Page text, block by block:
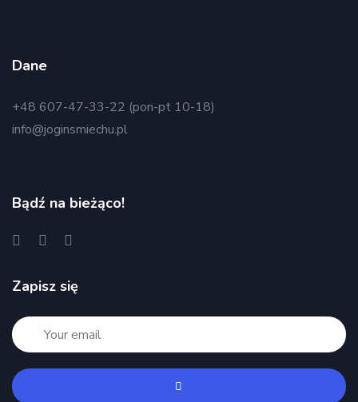
Dane
+48 607-47-33-22 (pon-pt 10-18)
info@joginsmiechu.pl
Bądź na bieżąco!
Zapisz się